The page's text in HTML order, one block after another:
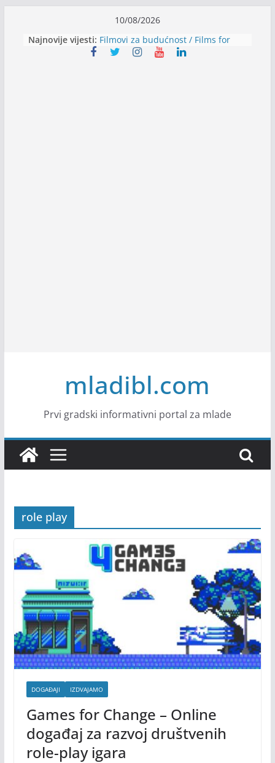
content
10/08/2026
Najnovije vijesti: Filmovi za budućnost / Films for
Future
mladibl.com
Prvi gradski informativni portal za mlade
role play
DOGAĐAJI IZDVAJAMO
Games for Change – Online
događaj za razvoj društvenih
role-play igara